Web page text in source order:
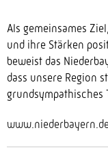
Als gemeinsames
und ihre Stärken
beweist das
dass unsere Region
grundsympathisches